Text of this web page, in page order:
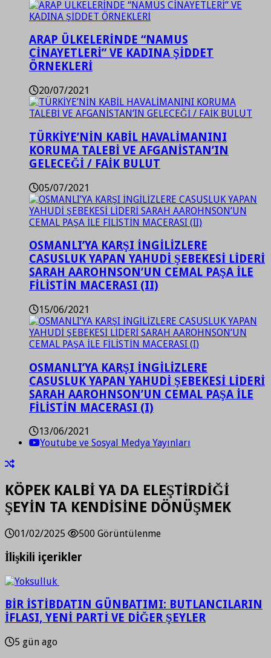
ARAP ÜLKELERİNDE “NAMUS
CİNAYETLERİ” VE KADINA ŞİDDET
ÖRNEKLERİ
20/07/2021
TÜRKİYE’NİN KABİL HAVALİMANINI
KORUMA TALEBİ VE AFGANİSTAN’IN
GELECEĞİ / FAİK BULUT
05/07/2021
OSMANLI’YA KARŞI İNGİLİZLERE
CASUSLUK YAPAN YAHUDİ ŞEBEKESİ LİDERİ
SARAH AAROHNSON’UN CEMAL PAŞA İLE
FİLİSTİN MACERASI (II)
15/06/2021
OSMANLI’YA KARŞI İNGİLİZLERE
CASUSLUK YAPAN YAHUDİ ŞEBEKESİ LİDERİ
SARAH AAROHNSON’UN CEMAL PAŞA İLE
FİLİSTİN MACERASI (I)
13/06/2021
Youtube ve Sosyal Medya Yayınları
KÖPEK KALBİ YA DA ELEŞTİRDİĞİ
ŞEYİN TA KENDİSİNE DÖNÜŞMEK
01/02/2025 500 Görüntülenme
İlişkili içerikler
BİR İSTİBDATIN GÜNBATIMI: BUTLANCILARIN
İFLASI, YENİ PARTİ VE DİĞER ŞEYLER
5 gün ago